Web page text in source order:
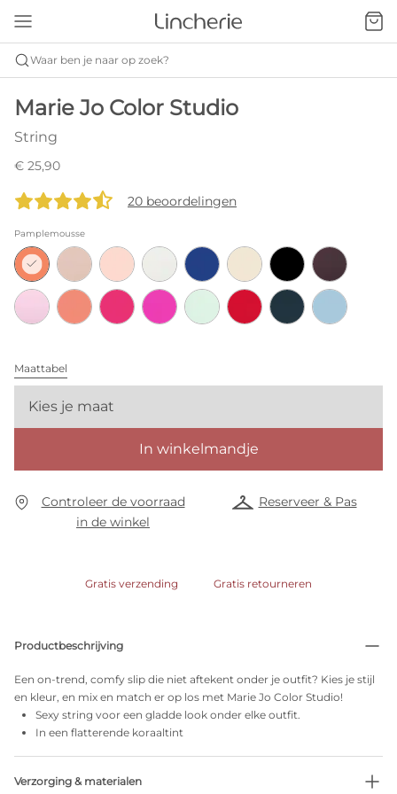
Waar ben je naar op zoek?
Marie Jo Color Studio
String
€ 25,90
20 beoordelingen
Pamplemousse
Maattabel
Kies je maat
In winkelmandje
Controleer de voorraad
in de winkel
Reserveer & Pas
Gratis verzending Gratis retourneren
Productbeschrijving
Een on-trend, comfy slip die niet aftekent onder je outfit? Kies je stijl
en kleur, en mix en match er op los met Marie Jo Color Studio!
Sexy string voor een gladde look onder elke outfit.
In een flatterende koraaltint
Verzorging & materialen